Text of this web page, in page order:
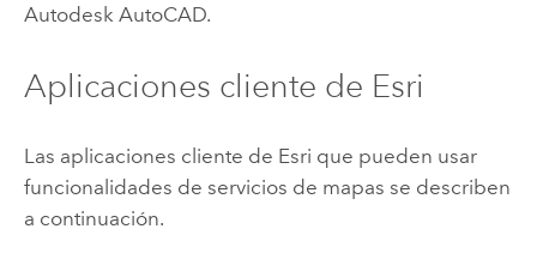
Autodesk AutoCAD.
Aplicaciones cliente de Esri
Las aplicaciones cliente de Esri que pueden usar
funcionalidades de servicios de mapas se describen
a continuación.